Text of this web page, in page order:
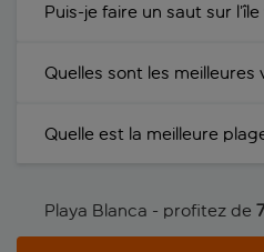
Puis-je faire un saut sur
Quelles sont les meilleures
Quelle est la meilleure
Playa Blanca - profitez de